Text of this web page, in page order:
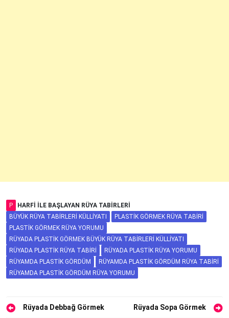
P
HARFI ILE BAŞLAYAN RÜYA TABIRLERI
BÜYÜK RÜYA TABIRLERI KÜLLIYATI
PLASTIK GÖRMEK RÜYA TABIRI
PLASTIK GÖRMEK RÜYA YORUMU
RÜYADA PLASTIK GÖRMEK BÜYÜK RÜYA TABIRLERI KÜLLIYATI
RÜYADA PLASTIK RÜYA TABIRI
RÜYADA PLASTIK RÜYA YORUMU
RÜYAMDA PLASTIK GÖRDÜM
RÜYAMDA PLASTIK GÖRDÜM RÜYA TABIRI
RÜYAMDA PLASTIK GÖRDÜM RÜYA YORUMU
YazıRüyada Debbağ Görmek Rüyada Sopa Görmek